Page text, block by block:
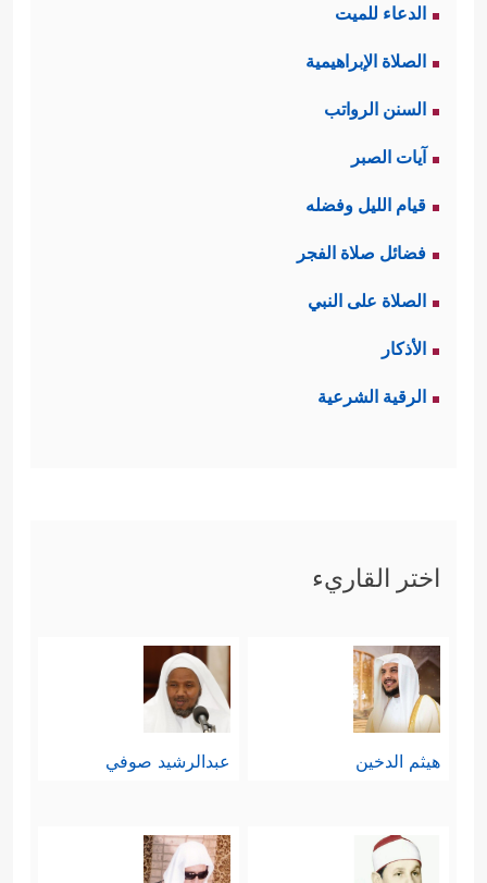
الدعاء للميت
الصلاة الإبراهيمية
السنن الرواتب
آيات الصبر
قيام الليل وفضله
فضائل صلاة الفجر
الصلاة على النبي
الأذكار
الرقية الشرعية
اختر القاريء
هيثم الدخين عبدالرشيد صوفي